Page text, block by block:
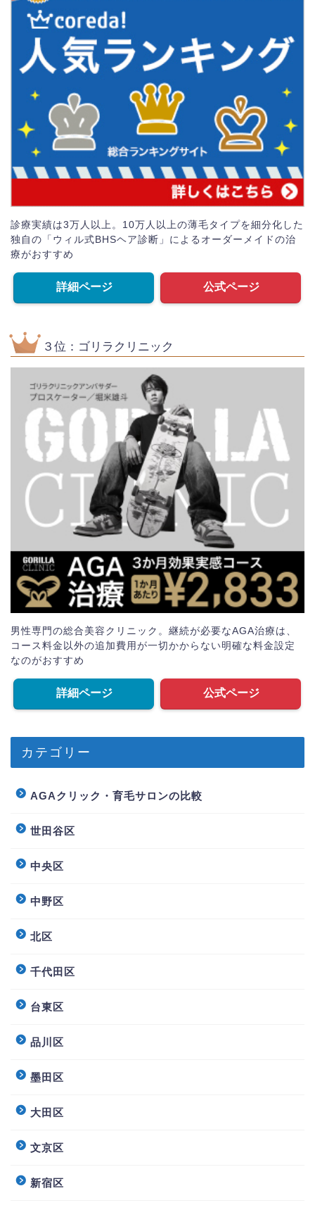
診療実績は3万人以上。10万人以上の薄毛タイプを細分化した
独自の「ウィル式BHSヘア診断」によるオーダーメイドの治
療がおすすめ
詳細ページ 公式ページ
３位：ゴリラクリニック
男性専門の総合美容クリニック。継続が必要なAGA治療は、
コース料金以外の追加費用が一切かからない明確な料金設定
なのがおすすめ
詳細ページ 公式ページ
カテゴリー
AGAクリック・育毛サロンの比較
世田谷区
中央区
中野区
北区
千代田区
台東区
品川区
墨田区
大田区
文京区
新宿区